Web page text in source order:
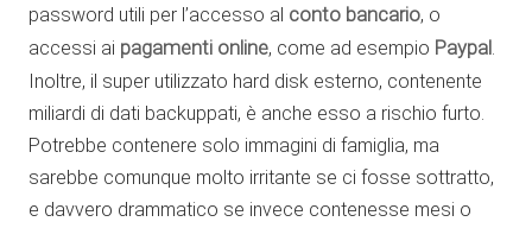
password utili per l’accesso al conto bancario, o
accessi ai pagamenti online, come ad esempio Paypal
Inoltre, il super utilizzato hard disk esterno, contenente
miliardi di dati backuppati, è anche esso a rischio furto.
Potrebbe contenere solo immagini di famiglia, ma
sarebbe comunque molto irritante se ci fosse sottratto,
e davvero drammatico se invece contenesse mesi o